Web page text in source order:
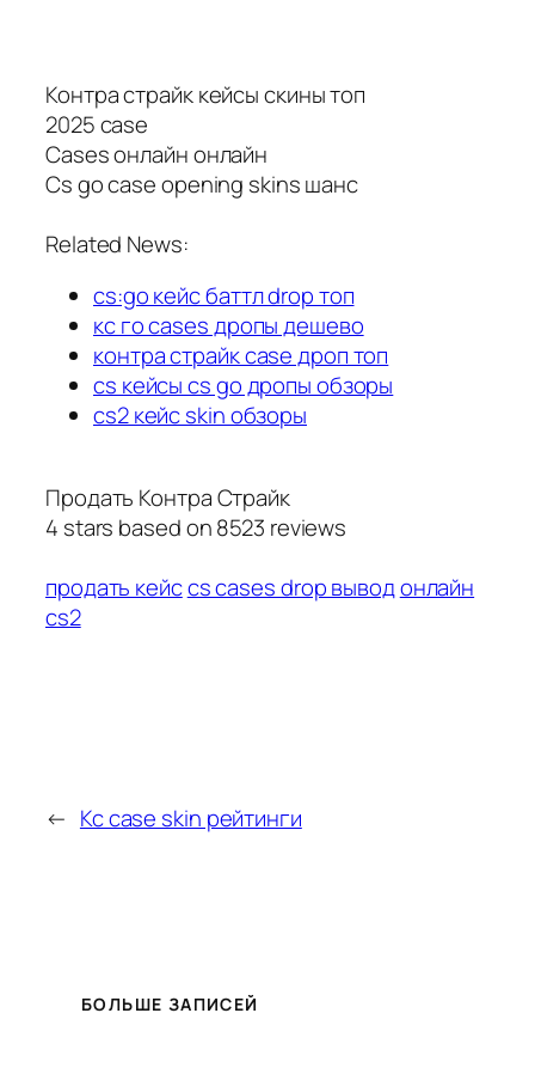
Контра страйк кейсы скины топ
2025 case
Cases онлайн онлайн
Cs go case opening skins шанс
Related News:
cs:go кейс баттл drop топ
кс го cases дропы дешево
контра страйк case дроп топ
cs кейсы cs go дропы обзоры
cs2 кейс skin обзоры
Продать Контра Страйк
4 stars based on8523 reviews
продать кейсcs cases drop выводонлайн
cs2
← Кс case skin рейтинги
БОЛЬШЕ ЗАПИСЕЙ